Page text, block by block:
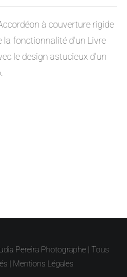
à couverture rigide
la fonctionnalité d'un Livre
le design astucieux d'un
Pereira Photographe | Tous
|
Mentions Légales